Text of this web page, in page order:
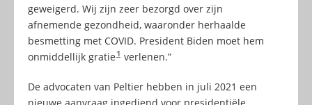
geweigerd. Wij zijn zeer bezorgd over zijn
afnemende gezondheid, waaronder herhaalde
besmetting met COVID. President Biden moet hem
onmiddellijk gratie 1 verlenen.”
De advocaten van Peltier hebben in juli 2021 een
nieuwe aanvraag ingediend voor presidentiële